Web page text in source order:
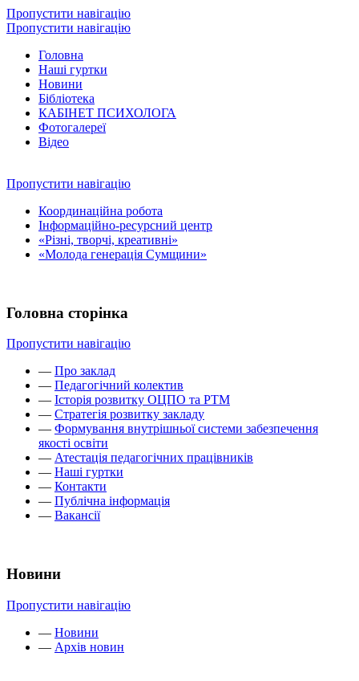
Пропустити навігацію
Пропустити навігацію
Головна
Наші гуртки
Новини
Бібліотека
КАБІНЕТ ПСИХОЛОГА
Фотогалереї
Відео
Пропустити навігацію
Координаційна робота
Інформаційно-ресурсний центр
«Різні, творчі, креативні»
«Молода генерація Сумщини»
Головна сторінка
Пропустити навігацію
— Про заклад
— Педагогічний колектив
— Історія розвитку ОЦПО та РТМ
— Стратегія розвитку закладу
— Формування внутрішньої системи забезпечення
якості освіти
— Атестація педагогічних працівників
— Наші гуртки
— Контакти
— Публічна інформація
— Вакансії
Новини
Пропустити навігацію
— Новини
— Архів новин